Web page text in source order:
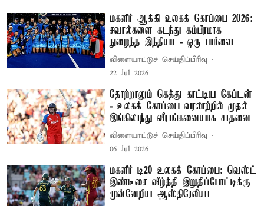
மகளிர் ஆக்கி உலகக் கோப்பை 2026:
சவால்களை கடந்து கம்பீரமாக
நுழைந்த இந்தியா - ஒரு பார்வை
விளையாட்டுச் செய்திப்பிரிவு
22 Jul 2026
தோற்றாலும் கெத்து காட்டிய கேப்டன்
- உலகக் கோப்பை வரலாற்றில் முதல்
இங்கிலாந்து வீராங்கனையாக சாதனை
விளையாட்டுச் செய்திப்பிரிவு
06 Jul 2026
மகளிர் டி20 உலகக் கோப்பை: வெஸ்ட்
இண்டீசை வீழ்த்தி இறுதிப்போட்டிக்கு
முன்னேறிய ஆஸ்திரேலியா